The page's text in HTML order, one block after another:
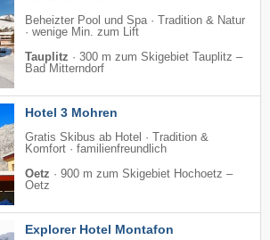
Beheizter Pool und Spa · Tradition & Natur
· wenige Min. zum Lift
Tauplitz · 300 m zum Skigebiet Tauplitz –
Bad Mitterndorf
Hotel 3 Mohren
Gratis Skibus ab Hotel · Tradition &
Komfort · familienfreundlich
Oetz · 900 m zum Skigebiet Hochoetz –
Oetz
Explorer Hotel Montafon